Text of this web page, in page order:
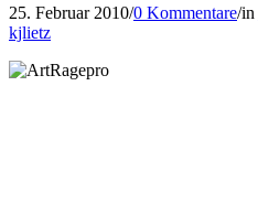
25. Februar 2010/0 Kommentare/in
kjlietz